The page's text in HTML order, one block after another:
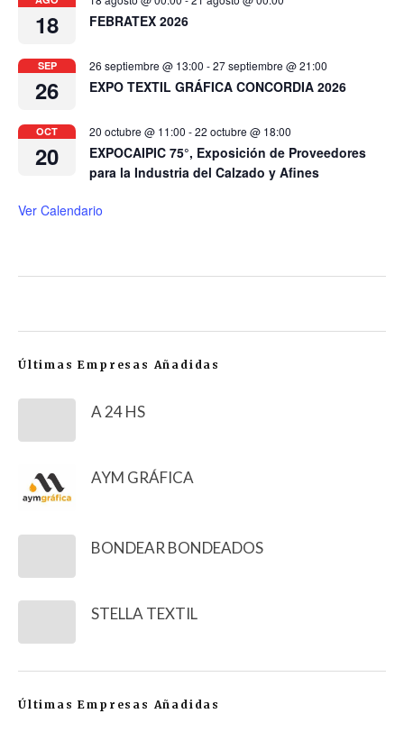
18 FEBRATEX 2026
SEP
26
26 septiembre @ 13:00 -27 septiembre @ 21:00
EXPO TEXTIL GRÁFICA CONCORDIA 2026
OCT
20
20 octubre @ 11:00 -22 octubre @ 18:00
EXPOCAIPIC 75°, Exposición de Proveedores
para la Industria del Calzado y Afines
Ver Calendario
Últimas Empresas Añadidas
A 24 HS
AYM GRÁFICA
BONDEAR BONDEADOS
STELLA TEXTIL
Últimas Empresas Añadidas